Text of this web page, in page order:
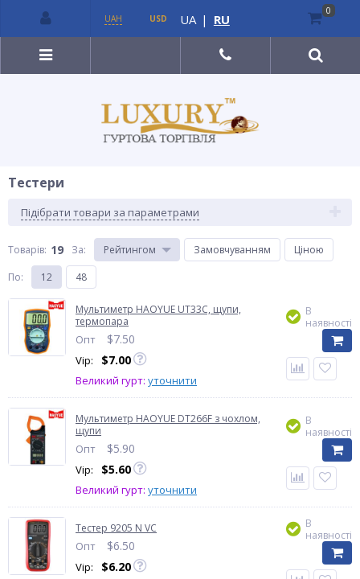
Тестери
Підібрати товари за параметрами
Товарів: 19 За: Рейтингом Замовчуванням
Ціною
По: 12 48
Мультиметр HAOYUE UT33C, щупи,
термопара
Опт $7.50
Vip: $7.00
Великий гурт: уточнити
В
наявності
Мультиметр HAOYUE DT266F з чохлом,
щупи
Опт $5.90
Vip: $5.60
Великий гурт: уточнити
В
наявності
Тестер 9205 N VC
Опт $6.50
Vip: $6.20
В
наявності
UAH USD UA | RU
0